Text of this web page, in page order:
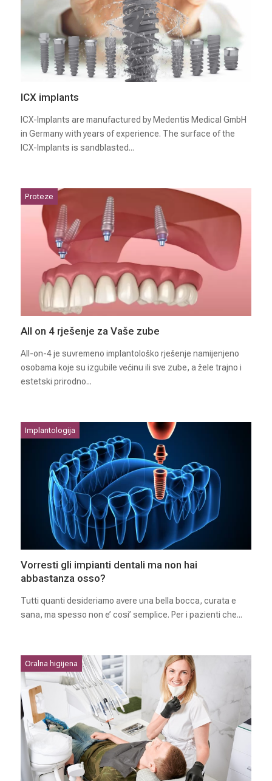
ICX implants
ICX-Implants are manufactured by Medentis Medical GmbH
in Germany with years of experience. The surface of the
ICX-Implants is sandblasted...
All on 4 rješenje za Vaše zube
All-on-4 je suvremeno implantološko rješenje namijenjeno
osobama koje su izgubile većinu ili sve zube, a žele trajno i
estetski prirodno...
Proteze
Vorresti gli impianti dentali ma non hai
abbastanza osso?
Tutti quanti desideriamo avere una bella bocca, curata e
sana, ma spesso non e’ cosi’ semplice. Per i pazienti che...
Implantologija
Oralna higijena